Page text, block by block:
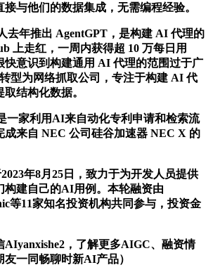
与他们的数据集成，无需编程经验。
年推出 AgentGPT，是构建 AI 代理的
上走红，一周内获得超 10 万每日用
快意识到构建通用 AI 代理的范围过于广
型为网络抓取公司，专注于构建 AI 代
结构化数据。
家利用AI来自动化专利申请和检索流
成来自 NEC 公司硅谷加速器 NEC X 的
年8月25日，致力于为开发人员提供
构建自己的AI用例。本轮融资由
等11家知名投资机构共同参与，投资金
，了解更多AIGC、融资情
一同畅聊时新AI产品）